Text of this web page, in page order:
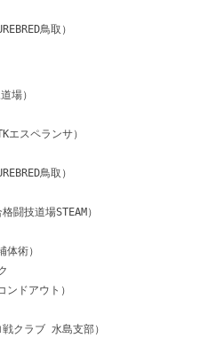
鳥取）
）
ペランサ）
鳥取）
技道場STEAM）
術）
アウト）
ラブ 水島支部）